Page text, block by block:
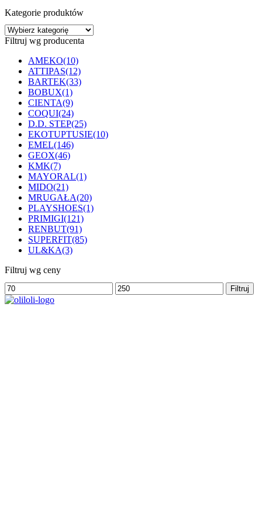
na
stronie
produktu
Kategorie produktów
Filtruj wg producenta
AMEKO(10)
ATTIPAS(12)
BARTEK(33)
BOBUX(1)
CIENTA(9)
COQUI(24)
D.D. STEP(25)
EKOTUPTUSIE(10)
EMEL(146)
GEOX(46)
KMK(7)
MAYORAL(1)
MIDO(21)
MRUGAŁA(20)
PLAYSHOES(1)
PRIMIGI(121)
RENBUT(91)
SUPERFIT(85)
UL&KA(3)
Filtruj wg ceny
Cena
min
Cena
max
Filtruj